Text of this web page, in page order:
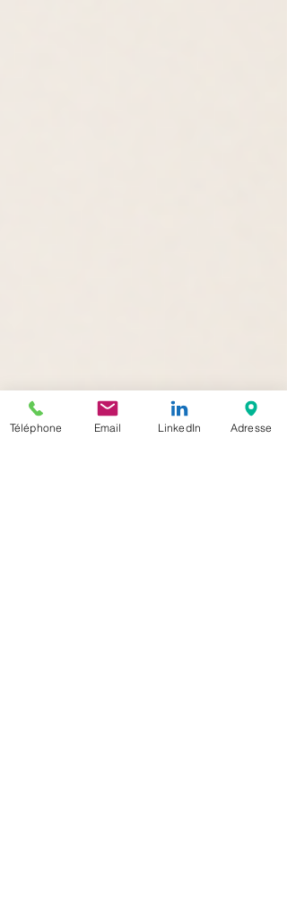
Téléphone Email LinkedIn Adresse